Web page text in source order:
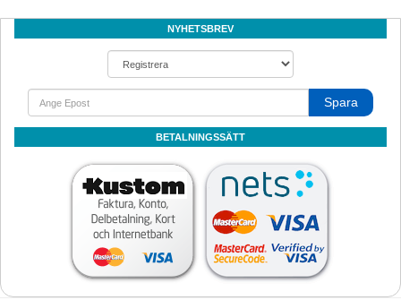
NYHETSBREV
Spara
BETALNINGSSÄTT